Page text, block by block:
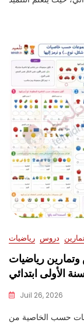
دروس رياضيات
رياضيات
الأولى ابتدائي
Juil 26, 2026
حسب الخاصية من